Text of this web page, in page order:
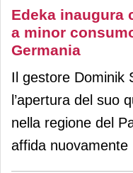
Edeka inaugura
a minor
Germania
Il gestore Dominik
l’apertura del suo
nella regione del
affida nuovamente